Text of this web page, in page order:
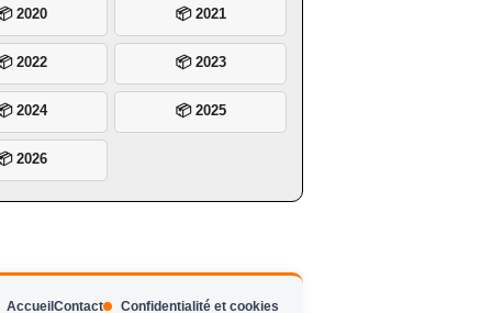
2020 📦 2021
2022 📦 2023
2024 📦 2025
2026
Accueil Contact Confidentialité et cookies